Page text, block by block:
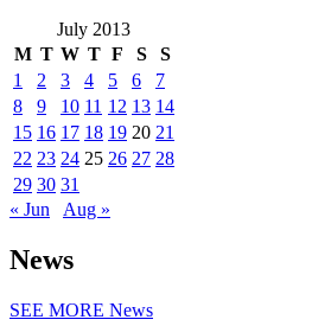
July 2013
M T W T F S
S
1
2 3 4 5 6
7
8
9 10 11 12 13 14
15 16 17 18 19 20 21
22 23 24 25 26 27 28
29 30 31
« Jun
Aug »
News
SEE MORE News